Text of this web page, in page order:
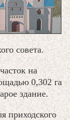
совета.
на
0,302 га
здание.
приходского